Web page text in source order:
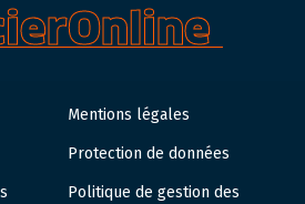
Mentions légales
Protection de données
Politique de gestion des